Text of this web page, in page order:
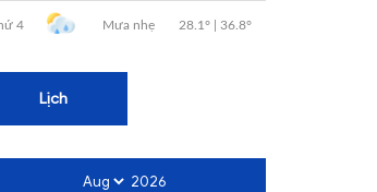
Lịch
2026